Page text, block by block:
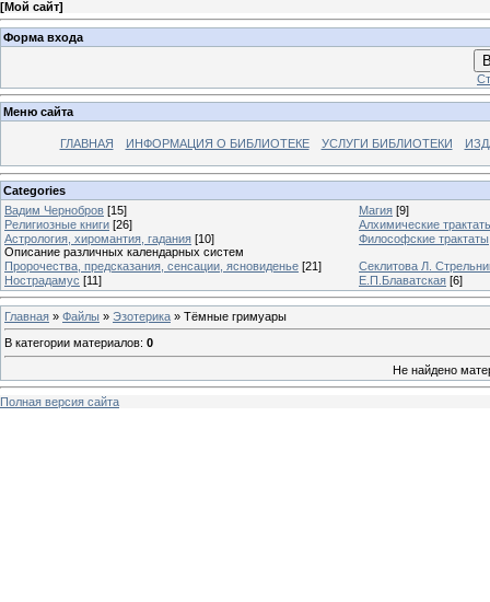
[Мой сайт]
Форма входа
Меню сайта
ГЛАВНАЯ ИНФОРМАЦИЯ О БИБЛИОТЕКЕ УСЛУГИ БИБЛИОТЕКИ
Categories
Вадим Чернобров [15] Магия [9]
Религиозные книги [26]
Алхимические
Астрология, хиромантия, гадания [10]
Описание различных календарных систем
Философские трактаты
Пророчества, предсказания, сенсации, ясновиденье [21]
Секлитова Л.
Нострадамус [11] Е.П.Блаватская [6]
Главная » Файлы » Эзотерика » Тёмные гримуары
В категории материалов: 0
Не найдено
Полная версия сайта